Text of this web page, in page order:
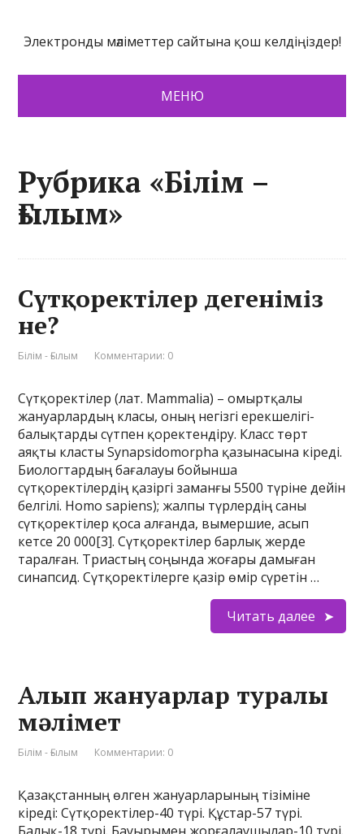
Электронды мәліметтер сайтына қош келдіңіздер!
МЕНЮ
Рубрика «Білім –
Ғылым»
Сүтқоректілер дегеніміз
не?
Білім - Ғылым Комментарии: 0
Сүтқоректілер (лат. Mammalia) – омыртқалы
жануарлардың класы, оның негізгі ерекшелігі-
балықтарды сүтпен қоректендіру. Класс төрт
аяқты класты Synapsidomorpha қазынасына кіреді.
Биологтардың бағалауы бойынша
сүтқоректілердің қазіргі заманғы 5500 түріне дейін
белгілі. Homo sapiens); жалпы түрлердің саны
сүтқоректілер қоса алғанда, вымершие, асып
кетсе 20 000[3]. Сүтқоректілер барлық жерде
таралған. Триастың соңында жоғары дамыған
синапсид. Сүтқоректілерге қазір өмір сүретін …
Читать далее
Алып жануарлар туралы
мәлімет
Білім - Ғылым Комментарии: 0
Қазақстанның өлген жануарларының тізіміне
кіреді: Сүтқоректілер-40 түрі. Құстар-57 түрі.